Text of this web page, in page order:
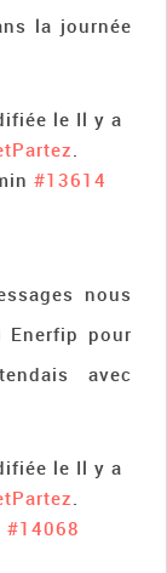
la journée
le Il y a
.
#13614
nous
Enerfip pour
avec
le Il y a
.
#14068